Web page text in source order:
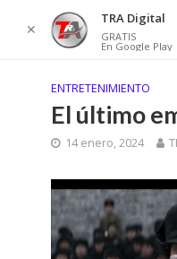
ENTRETENIMIENTO
El último
14 enero, 2024
✕
TRA Digital
GRATIS
En Google Play